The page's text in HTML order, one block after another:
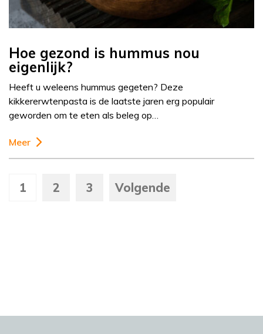
Hoe gezond is hummus nou
eigenlijk?
Heeft u weleens hummus gegeten? Deze
kikkererwtenpasta is de laatste jaren erg populair
geworden om te eten als beleg op…
Meer
1 2 3 Volgende